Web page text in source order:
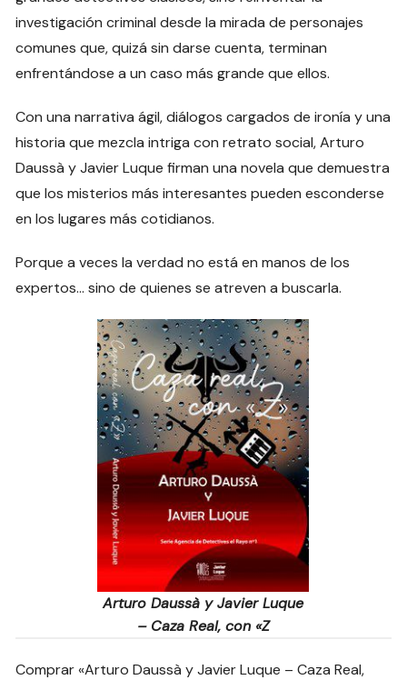
investigación criminal desde la mirada de personajes
comunes que, quizá sin darse cuenta, terminan
enfrentándose a un caso más grande que ellos.
Con una narrativa ágil, diálogos cargados de ironía y una
historia que mezcla intriga con retrato social, Arturo
Daussà y Javier Luque firman una novela que demuestra
que los misterios más interesantes pueden esconderse
en los lugares más cotidianos.
Porque a veces la verdad no está en manos de los
expertos… sino de quienes se atreven a buscarla.
Arturo Daussà y Javier Luque
– Caza Real, con «Z
Comprar «Arturo Daussà y Javier Luque – Caza Real,